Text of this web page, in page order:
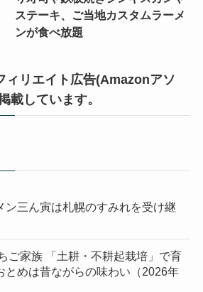
ステーキ、ご当地カスタムラーメ
ンが食べ放題
ィリエイト広告(Amazonアソ
載しています。
ン三ん寅は札幌のすみれを受け継
ご家族 「土耕・不耕起栽培」で育
とめは昔ながらの味わい（2026年